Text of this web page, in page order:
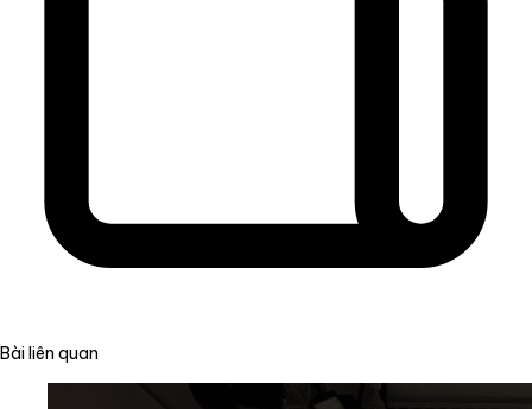
Bài liên quan